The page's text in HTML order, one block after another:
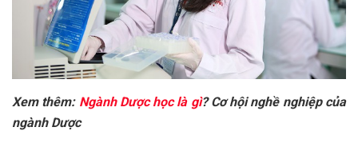
Xem thêm: Ngành Dược học là gì? Cơ hội nghề nghiệp của
ngành Dược